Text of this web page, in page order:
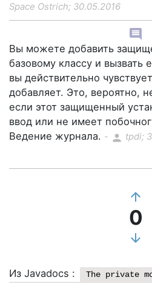
Space Ostrich; 30.05.2016
comment
Вы можете добавить
базовому классу и вызвать
вы действительно
добавляет. Это, вероятно,
если этот защищенный
ввод или не имеет
Ведение журнала. - person tpdi;
arrow_upward
0
arrow_downward
Из Javadocs :
The private